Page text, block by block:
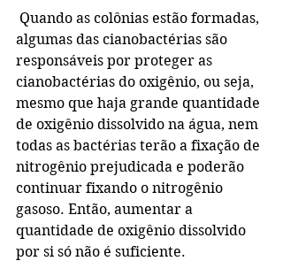
Quando as colônias estão formadas,
algumas das cianobactérias são
responsáveis por proteger as
cianobactérias do oxigênio, ou seja,
mesmo que haja grande quantidade
de oxigênio dissolvido na água, nem
todas as bactérias terão a fixação de
nitrogênio prejudicada e poderão
continuar fixando o nitrogênio
gasoso. Então, aumentar a
quantidade de oxigênio dissolvido
por si só não é suficiente.